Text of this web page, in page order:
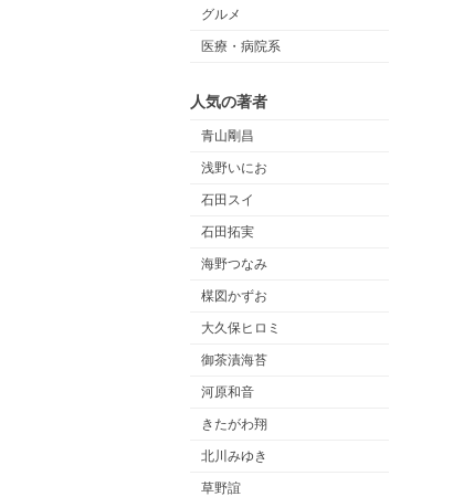
グルメ
医療・病院系
人気の著者
青山剛昌
浅野いにお
石田スイ
石田拓実
海野つなみ
楳図かずお
大久保ヒロミ
御茶漬海苔
河原和音
きたがわ翔
北川みゆき
草野誼